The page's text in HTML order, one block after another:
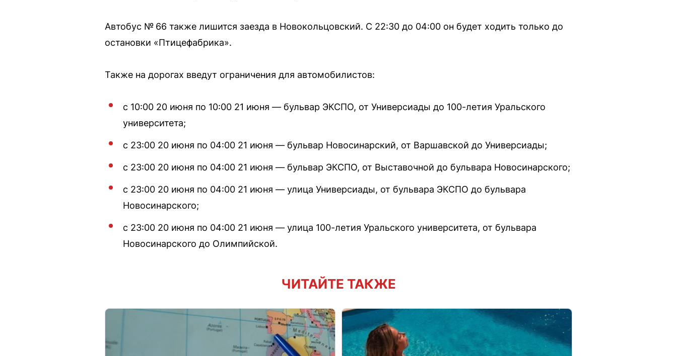
Автобус № 66 также лишится заезда в Новокольцовский. С 22:30 до 04:00 он будет ходить только до
остановки «Птицефабрика».
Также на дорогах введут ограничения для автомобилистов:
с 10:00 20 июня по 10:00 21 июня — бульвар ЭКСПО, от Универсиады до 100-летия Уральского
университета;
с 23:00 20 июня по 04:00 21 июня — бульвар Новосинарский, от Варшавской до Универсиады;
с 23:00 20 июня по 04:00 21 июня — бульвар ЭКСПО, от Выставочной до бульвара Новосинарского;
с 23:00 20 июня по 04:00 21 июня — улица Универсиады, от бульвара ЭКСПО до бульвара
Новосинарского;
с 23:00 20 июня по 04:00 21 июня — улица 100-летия Уральского университета, от бульвара
Новосинарского до Олимпийской.
ЧИТАЙТЕ ТАКЖЕ